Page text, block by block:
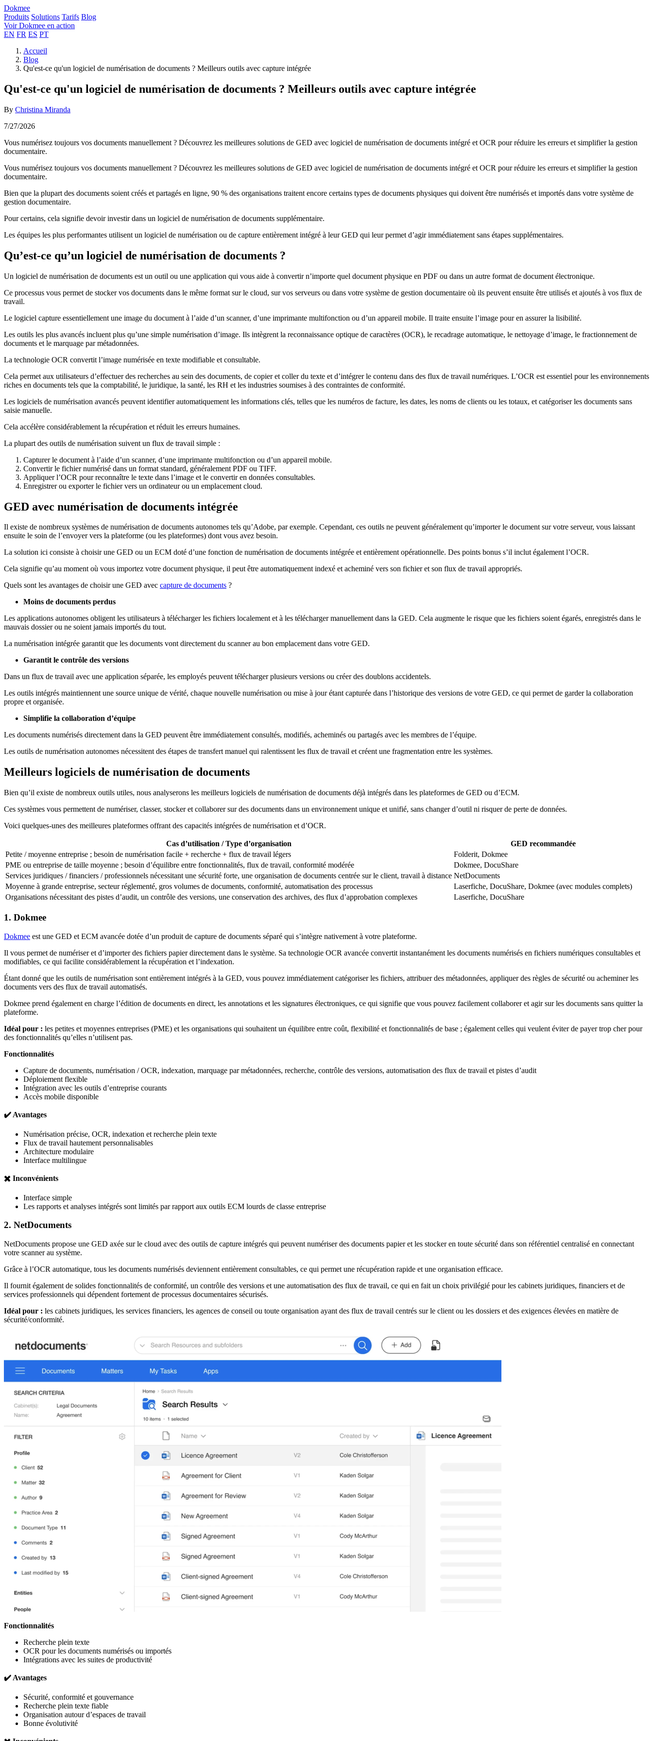
Dokmee
Produits Solutions Tarifs Blog
Voir Dokmee en action
EN FR ES PT
Accueil
Blog
Qu'est-ce qu'un logiciel de numérisation de documents ? Meilleurs outils avec capture intégrée
Qu'est-ce qu'un logiciel de numérisation de documents ? Meilleurs outils avec capture intégrée
By Christina Miranda
7/27/2026
Vous numérisez toujours vos documents manuellement ? Découvrez les meilleures solutions de GED avec logiciel de numérisation de documents intégré et OCR pour réduire les erreurs et simplifier la gestion
documentaire.
Vous numérisez toujours vos documents manuellement ? Découvrez les meilleures solutions de GED avec logiciel de numérisation de documents intégré et OCR pour réduire les erreurs et simplifier la gestion
documentaire.
Bien que la plupart des documents soient créés et partagés en ligne, 90 % des organisations traitent encore certains types de documents physiques qui doivent être numérisés et importés dans votre système de
gestion documentaire.
Pour certains, cela signifie devoir investir dans un logiciel de numérisation de documents supplémentaire.
Les équipes les plus performantes utilisent un logiciel de numérisation ou de capture entièrement intégré à leur GED qui leur permet d’agir immédiatement sans étapes supplémentaires.
Qu’est-ce qu’un logiciel de numérisation de documents ?
Un logiciel de numérisation de documents est un outil ou une application qui vous aide à convertir n’importe quel document physique en PDF ou dans un autre format de document électronique.
Ce processus vous permet de stocker vos documents dans le même format sur le cloud, sur vos serveurs ou dans votre système de gestion documentaire où ils peuvent ensuite être utilisés et ajoutés à vos flux de
travail.
Le logiciel capture essentiellement une image du document à l’aide d’un scanner, d’une imprimante multifonction ou d’un appareil mobile. Il traite ensuite l’image pour en assurer la lisibilité.
Les outils les plus avancés incluent plus qu’une simple numérisation d’image. Ils intègrent la reconnaissance optique de caractères (OCR), le recadrage automatique, le nettoyage d’image, le fractionnement de
documents et le marquage par métadonnées.
La technologie OCR convertit l’image numérisée en texte modifiable et consultable.
Cela permet aux utilisateurs d’effectuer des recherches au sein des documents, de copier et coller du texte et d’intégrer le contenu dans des flux de travail numériques. L’OCR est essentiel pour les environnements
riches en documents tels que la comptabilité, le juridique, la santé, les RH et les industries soumises à des contraintes de conformité.
Les logiciels de numérisation avancés peuvent identifier automatiquement les informations clés, telles que les numéros de facture, les dates, les noms de clients ou les totaux, et catégoriser les documents sans
saisie manuelle.
Cela accélère considérablement la récupération et réduit les erreurs humaines.
La plupart des outils de numérisation suivent un flux de travail simple :
Capturer le document à l’aide d’un scanner, d’une imprimante multifonction ou d’un appareil mobile.
Convertir le fichier numérisé dans un format standard, généralement PDF ou TIFF.
Appliquer l’OCR pour reconnaître le texte dans l’image et le convertir en données consultables.
Enregistrer ou exporter le fichier vers un ordinateur ou un emplacement cloud.
GED avec numérisation de documents intégrée
Il existe de nombreux systèmes de numérisation de documents autonomes tels qu’Adobe, par exemple. Cependant, ces outils ne peuvent généralement qu’importer le document sur votre serveur, vous laissant
ensuite le soin de l’envoyer vers la plateforme (ou les plateformes) dont vous avez besoin.
La solution ici consiste à choisir une GED ou un ECM doté d’une fonction de numérisation de documents intégrée et entièrement opérationnelle. Des points bonus s’il inclut également l’OCR.
Cela signifie qu’au moment où vous importez votre document physique, il peut être automatiquement indexé et acheminé vers son fichier et son flux de travail appropriés.
Quels sont les avantages de choisir une GED avec capture de documents ?
Moins de documents perdus
Les applications autonomes obligent les utilisateurs à télécharger les fichiers localement et à les télécharger manuellement dans la GED. Cela augmente le risque que les fichiers soient égarés, enregistrés dans le
mauvais dossier ou ne soient jamais importés du tout.
La numérisation intégrée garantit que les documents vont directement du scanner au bon emplacement dans votre GED.
Garantit le contrôle des versions
Dans un flux de travail avec une application séparée, les employés peuvent télécharger plusieurs versions ou créer des doublons accidentels.
Les outils intégrés maintiennent une source unique de vérité, chaque nouvelle numérisation ou mise à jour étant capturée dans l’historique des versions de votre GED, ce qui permet de garder la collaboration
propre et organisée.
Simplifie la collaboration d’équipe
Les documents numérisés directement dans la GED peuvent être immédiatement consultés, modifiés, acheminés ou partagés avec les membres de l’équipe.
Les outils de numérisation autonomes nécessitent des étapes de transfert manuel qui ralentissent les flux de travail et créent une fragmentation entre les systèmes.
Meilleurs logiciels de numérisation de documents
Bien qu’il existe de nombreux outils utiles, nous analyserons les meilleurs logiciels de numérisation de documents déjà intégrés dans les plateformes de GED ou d’ECM.
Ces systèmes vous permettent de numériser, classer, stocker et collaborer sur des documents dans un environnement unique et unifié, sans changer d’outil ni risquer de perte de données.
Voici quelques-unes des meilleures plateformes offrant des capacités intégrées de numérisation et d’OCR.
Cas d’utilisation / Type d’organisation
GED recommandée
Petite / moyenne entreprise ; besoin de numérisation facile + recherche + flux de travail légers
Folderit, Dokmee
PME ou entreprise de taille moyenne ; besoin d’équilibre entre fonctionnalités, flux de travail, conformité modérée
Dokmee, DocuShare
Services juridiques / financiers / professionnels nécessitant une sécurité forte, une organisation de documents centrée sur le client, travail à distance NetDocuments
Moyenne à grande entreprise, secteur réglementé, gros volumes de documents, conformité, automatisation des processus
Laserfiche, DocuShare, Dokmee (avec modules complets)
Organisations nécessitant des pistes d’audit, un contrôle des versions, une conservation des archives, des flux d’approbation complexes
Laserfiche, DocuShare
1. Dokmee
Dokmee est une GED et ECM avancée dotée d’un produit de capture de documents séparé qui s’intègre nativement à votre plateforme.
Il vous permet de numériser et d’importer des fichiers papier directement dans le système. Sa technologie OCR avancée convertit instantanément les documents numérisés en fichiers numériques consultables et
modifiables, ce qui facilite considérablement la récupération et l’indexation.
Étant donné que les outils de numérisation sont entièrement intégrés à la GED, vous pouvez immédiatement catégoriser les fichiers, attribuer des métadonnées, appliquer des règles de sécurité ou acheminer les
documents vers des flux de travail automatisés.
Dokmee prend également en charge l’édition de documents en direct, les annotations et les signatures électroniques, ce qui signifie que vous pouvez facilement collaborer et agir sur les documents sans quitter la
plateforme.
Idéal pour : les petites et moyennes entreprises (PME) et les organisations qui souhaitent un équilibre entre coût, flexibilité et fonctionnalités de base ; également celles qui veulent éviter de payer trop cher pour
des fonctionnalités qu’elles n’utilisent pas.
Fonctionnalités
Capture de documents, numérisation / OCR, indexation, marquage par métadonnées, recherche, contrôle des versions, automatisation des flux de travail et pistes d’audit
Déploiement flexible
Intégration avec les outils d’entreprise courants
Accès mobile disponible
✔️ Avantages
Numérisation précise, OCR, indexation et recherche plein texte
Flux de travail hautement personnalisables
Architecture modulaire
Interface multilingue
✖️ Inconvénients
Interface simple
Les rapports et analyses intégrés sont limités par rapport aux outils ECM lourds de classe entreprise
2. NetDocuments
NetDocuments propose une GED axée sur le cloud avec des outils de capture intégrés qui peuvent numériser des documents papier et les stocker en toute sécurité dans son référentiel centralisé en connectant
votre scanner au système.
Grâce à l’OCR automatique, tous les documents numérisés deviennent entièrement consultables, ce qui permet une récupération rapide et une organisation efficace.
Il fournit également de solides fonctionnalités de conformité, un contrôle des versions et une automatisation des flux de travail, ce qui en fait un choix privilégié pour les cabinets juridiques, financiers et de
services professionnels qui dépendent fortement de processus documentaires sécurisés.
Idéal pour : les cabinets juridiques, les services financiers, les agences de conseil ou toute organisation ayant des flux de travail centrés sur le client ou les dossiers et des exigences élevées en matière de
sécurité/conformité.
Fonctionnalités
Recherche plein texte
OCR pour les documents numérisés ou importés
Intégrations avec les suites de productivité
✔️ Avantages
Sécurité, conformité et gouvernance
Recherche plein texte fiable
Organisation autour d’espaces de travail
Bonne évolutivité